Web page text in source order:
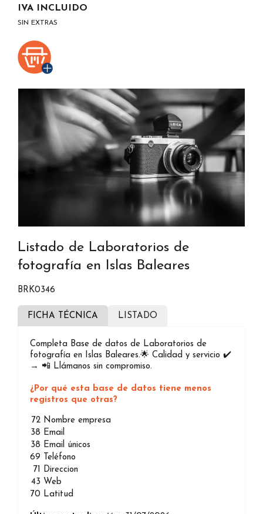
IVA INCLUIDO
SIN EXTRAS
Listado de Laboratorios de
fotografía en Islas Baleares
BRK0346
FICHA TÉCNICA LISTADO
Completa Base de datos de Laboratorios de
fotografía en Islas Baleares.🌟 Calidad y servicio ✔️
→ 📲 Llámanos sin compromiso.
¿Por qué esta base de datos tiene menos
registros que otras?
72 Nombre empresa
38 Email
38 Email únicos
69
Teléfono
71
Direccion
43 Web
70 Latitud